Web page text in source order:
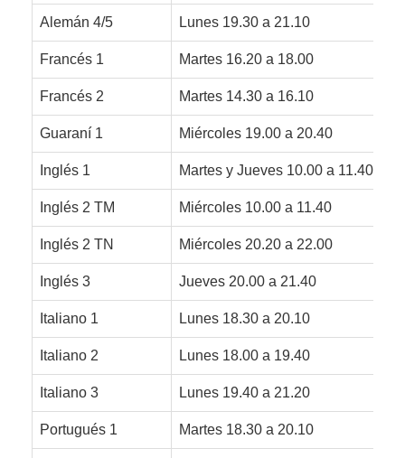
Alemán 4/5 Lunes 19.30 a 21.10
Francés 1 Martes 16.20 a 18.00
Francés 2 Martes 14.30 a 16.10
Guaraní 1 Miércoles 19.00 a 20.40
Inglés 1 Martes y Jueves 10.00 a 11.40
Inglés 2 TM Miércoles 10.00 a 11.40
Inglés 2 TN Miércoles 20.20 a 22.00
Inglés 3 Jueves 20.00 a 21.40
Italiano 1 Lunes 18.30 a 20.10
Italiano 2 Lunes 18.00 a 19.40
Italiano 3 Lunes 19.40 a 21.20
Portugués 1 Martes 18.30 a 20.10